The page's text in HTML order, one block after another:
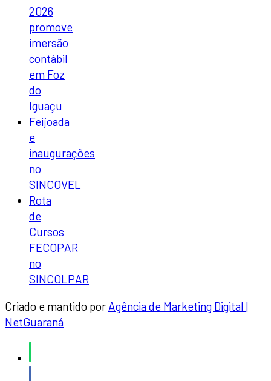
2026
promove
imersão
contábil
em Foz
do
Iguaçu
Feijoada
e
inaugurações
no
SINCOVEL
Rota
de
Cursos
FECOPAR
no
SINCOLPAR
Criado e mantido por Agência de Marketing Digital |
NetGuaraná